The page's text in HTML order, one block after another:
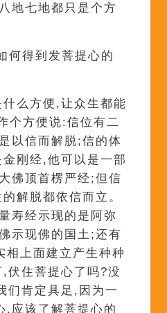
地七地都只是个方
何得到发菩提心的
么方便,让众生都能
个方便说:信位有二
以信而解脱;信的体
刚经,他可以是一部
佛顶首楞严经;但信
解脱都依信而立。
寿经示现的是阿弥
示现佛的国土;还有
相上面建立产生种种
伏住菩提心了吗?没
们肯定具足,因为一
,应该了解菩提心的